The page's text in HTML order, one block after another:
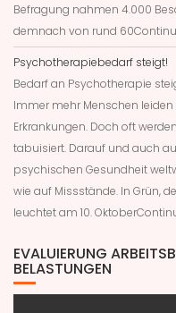
Befragung nahmen 4.000
demnach von rund
Psychotherapiebedarf steigt!
Bedarf an Psychotherapie
Immer mehr Menschen
Erkrankungen. Doch oft
tabuisiert. Darauf und auch
psychischen Gesundheit
wie auf Missstände. In Grün,
leuchtet am 10.
EVALUIERUNG
BELASTUNGEN